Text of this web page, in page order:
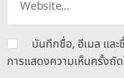
บันทึกชื่อ, อีเมล และ
การแสดงความเห็นครั้งถัด